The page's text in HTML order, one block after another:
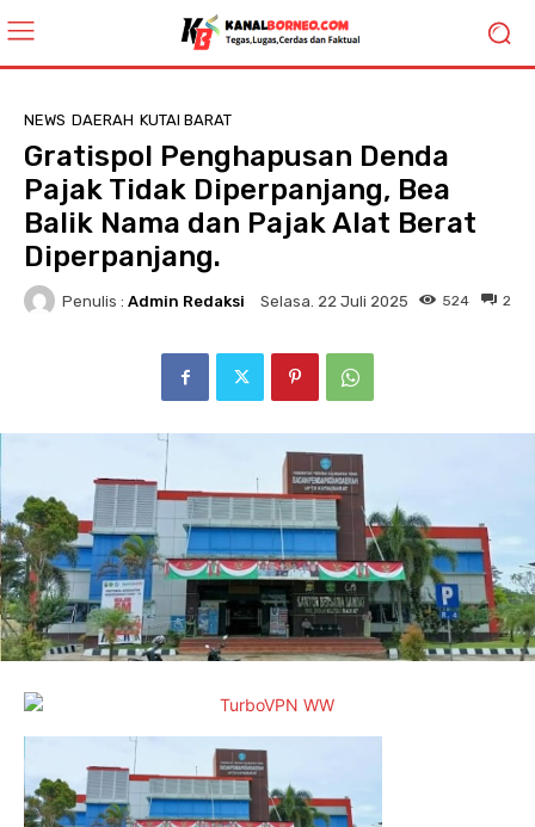
NEWS DAERAH KUTAI BARAT
Gratispol Penghapusan Denda
Pajak Tidak Diperpanjang, Bea
Balik Nama dan Pajak Alat Berat
Diperpanjang.
Penulis : Admin Redaksi Selasa. 22 Juli 2025 2
524